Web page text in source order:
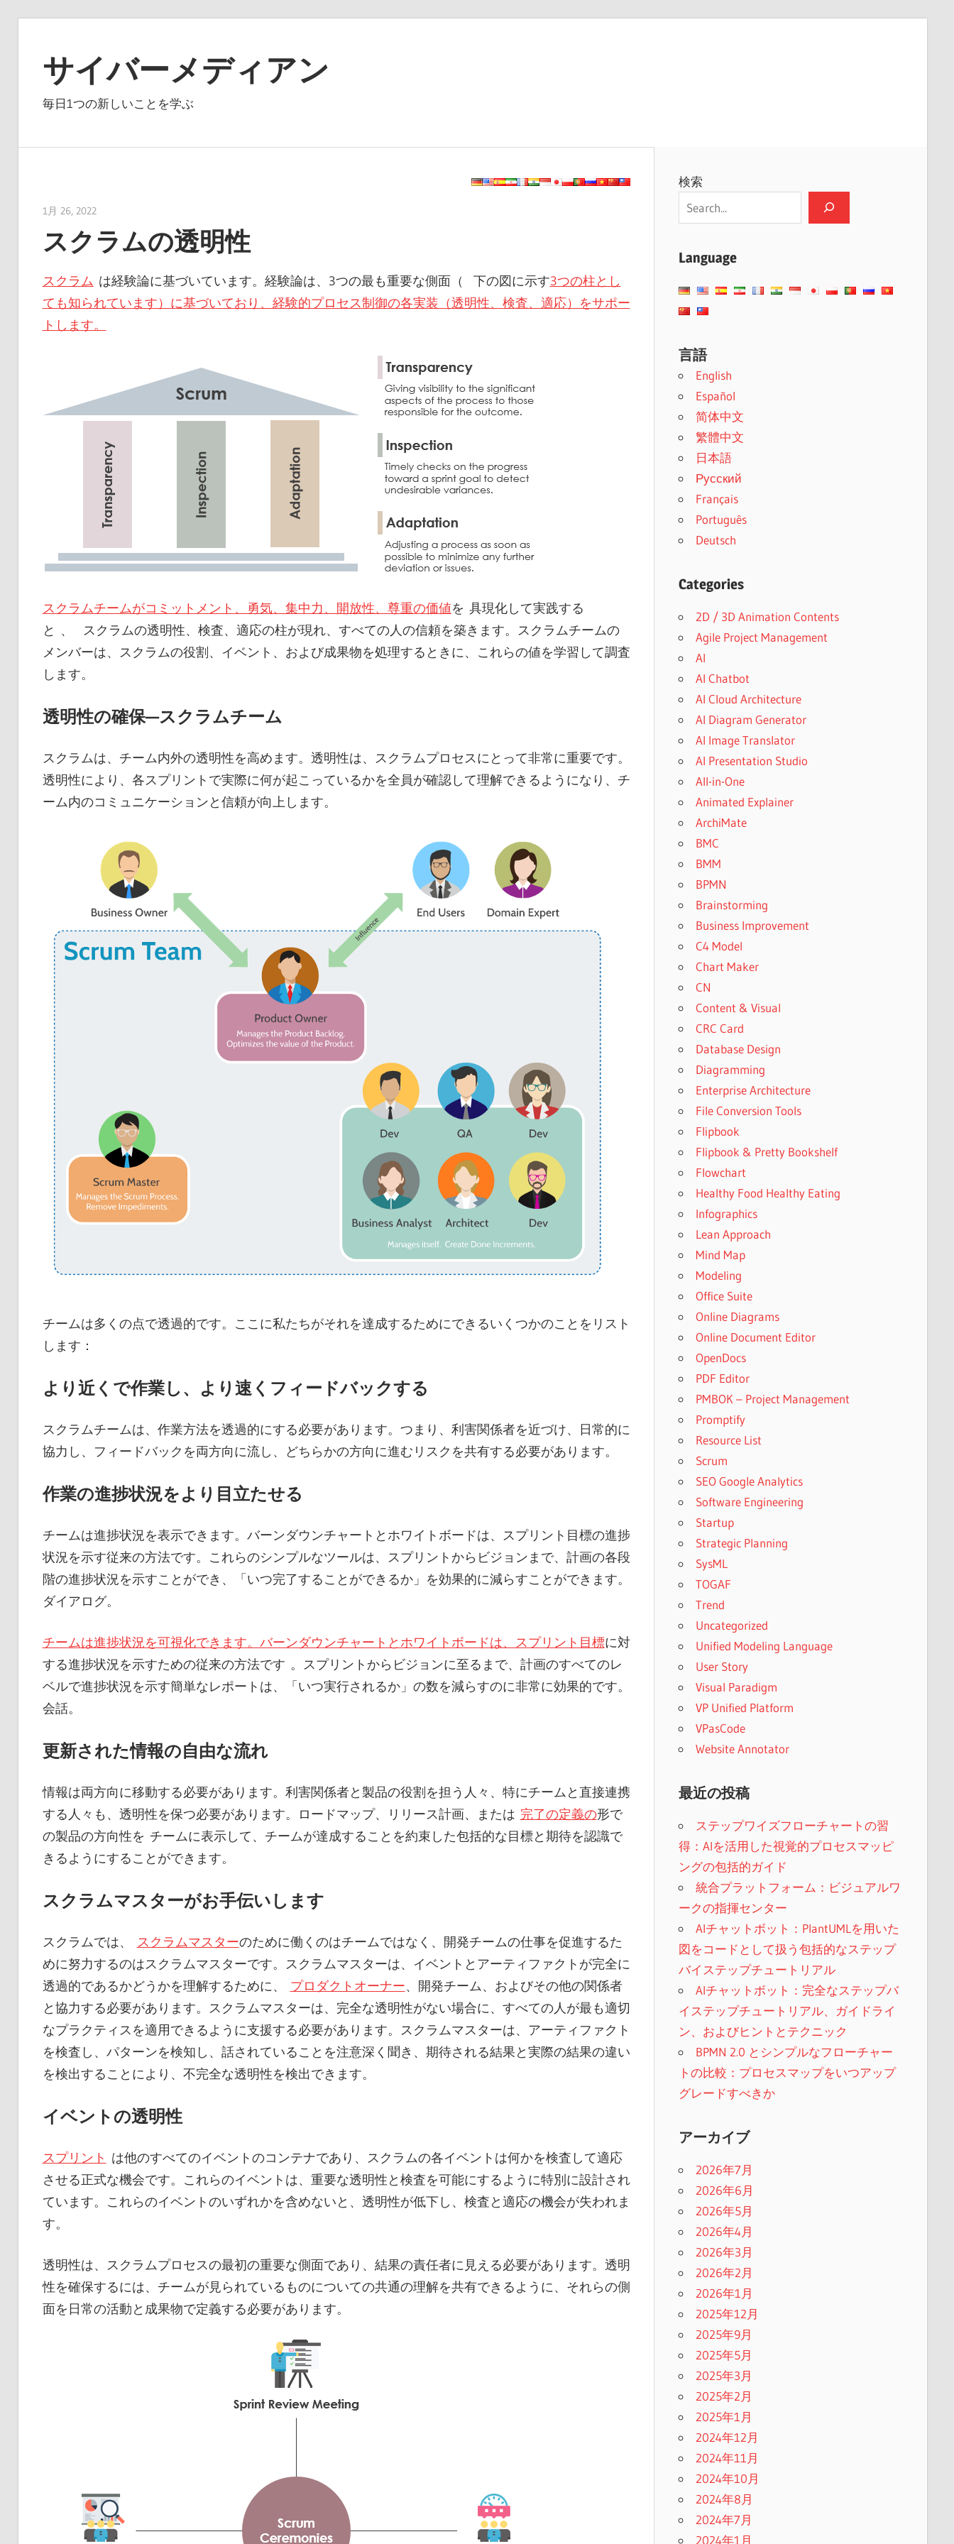
ス
サイバーメディアン
毎日1つの新しいことを学ぶ
1月 26, 2022vpmiku
スクラムの透明性
スクラム は経験論に基づいています。経験論は、3つの最も重要な側面（ 下の図に示す3つの柱とし
ても知られています）に基づいており、経験的プロセス制御の各実装（透明性、検査、適応）をサポー
トします。
スクラムチームがコミットメント、勇気、集中力、開放性、尊重の価値を 具現化して実践する
と 、 スクラムの透明性、検査、適応の柱が現れ、すべての人の信頼を築きます。スクラムチームの
メンバーは、スクラムの役割、イベント、および成果物を処理するときに、これらの値を学習して調査
します。
透明性の確保—スクラムチーム
スクラムは、チーム内外の透明性を高めます。透明性は、スクラムプロセスにとって非常に重要です。
透明性により、各スプリントで実際に何が起こっているかを全員が確認して理解できるようになり、チ
ーム内のコミュニケーションと信頼が向上します。
チームは多くの点で透過的です。ここに私たちがそれを達成するためにできるいくつかのことをリスト
します：
より近くで作業し、より速くフィードバックする
スクラムチームは、作業方法を透過的にする必要があります。つまり、利害関係者を近づけ、日常的に
協力し、フィードバックを両方向に流し、どちらかの方向に進むリスクを共有する必要があります。
作業の進捗状況をより目立たせる
チームは進捗状況を表示できます。バーンダウンチャートとホワイトボードは、スプリント目標の進捗
状況を示す従来の方法です。これらのシンプルなツールは、スプリントからビジョンまで、計画の各段
階の進捗状況を示すことができ、「いつ完了することができるか」を効果的に減らすことができます。
ダイアログ。
チームは進捗状況を可視化できます。バーンダウンチャートとホワイトボードは、スプリント目標に対
する進捗状況を示すための従来の方法です 。スプリントからビジョンに至るまで、計画のすべてのレ
ベルで進捗状況を示す簡単なレポートは、「いつ実行されるか」の数を減らすのに非常に効果的です。
会話。
更新された情報の自由な流れ
情報は両方向に移動する必要があります。利害関係者と製品の役割を担う人々、特にチームと直接連携
する人々も、透明性を保つ必要があります。ロードマップ、リリース計画、または 完了の定義の形で
の製品の方向性を チームに表示して、チームが達成することを約束した包括的な目標と期待を認識で
きるようにすることができます。
スクラムマスターがお手伝いします
スクラムでは、 スクラムマスターのために働くのはチームではなく、開発チームの仕事を促進するた
めに努力するのはスクラムマスターです。スクラムマスターは、イベントとアーティファクトが完全に
透過的であるかどうかを理解するために、 プロダクトオーナー、開発チーム、およびその他の関係者
と協力する必要があります。スクラムマスターは、完全な透明性がない場合に、すべての人が最も適切
なプラクティスを適用できるように支援する必要があります。スクラムマスターは、アーティファクト
を検査し、パターンを検知し、話されていることを注意深く聞き、期待される結果と実際の結果の違い
を検出することにより、不完全な透明性を検出できます。
イベントの透明性
スプリント は他のすべてのイベントのコンテナであり、スクラムの各イベントは何かを検査して適応
させる正式な機会です。これらのイベントは、重要な透明性と検査を可能にするように特別に設計され
ています。これらのイベントのいずれかを含めないと、透明性が低下し、検査と適応の機会が失われま
す。
透明性は、スクラムプロセスの最初の重要な側面であり、結果の責任者に見える必要があります。透明
性を確保するには、チームが見られているものについての共通の理解を共有できるように、それらの側
面を日常の活動と成果物で定義する必要があります。
検索
Language
言語
English
Español
简体中文
繁體中文
日本語
Русский
Français
Português
Deutsch
Categories
2D / 3D Animation Contents
Agile Project Management
AI
AI Chatbot
AI Cloud Architecture
AI Diagram Generator
AI Image Translator
AI Presentation Studio
All-in-One
Animated Explainer
ArchiMate
BMC
BMM
BPMN
Brainstorming
Business Improvement
C4 Model
Chart Maker
CN
Content & Visual
CRC Card
Database Design
Diagramming
Enterprise Architecture
File Conversion Tools
Flipbook
Flipbook & Pretty Bookshelf
Flowchart
Healthy Food Healthy Eating
Infographics
Lean Approach
Mind Map
Modeling
Office Suite
Online Diagrams
Online Document Editor
OpenDocs
PDF Editor
PMBOK – Project Management
Promptify
Resource List
Scrum
SEO Google Analytics
Software Engineering
Startup
Strategic Planning
SysML
TOGAF
Trend
Uncategorized
Unified Modeling Language
User Story
Visual Paradigm
VP Unified Platform
VPasCode
Website Annotator
最近の投稿
ステップワイズフローチャートの習
得：AIを活用した視覚的プロセスマッピ
ングの包括的ガイド
統合プラットフォーム：ビジュアルワ
ークの指揮センター
AIチャットボット：PlantUMLを用いた
図をコードとして扱う包括的なステップ
バイステップチュートリアル
AIチャットボット：完全なステップバ
イステップチュートリアル、ガイドライ
ン、およびヒントとテクニック
BPMN 2.0 とシンプルなフローチャー
トの比較：プロセスマップをいつアップ
グレードすべきか
アーカイブ
2026年7月
2026年6月
2026年5月
2026年4月
2026年3月
2026年2月
2026年1月
2025年12月
2025年9月
2025年5月
2025年3月
2025年2月
2025年1月
2024年12月
2024年11月
2024年10月
2024年8月
2024年7月
2024年1月